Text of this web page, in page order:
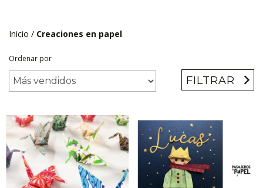
Inicio / Creaciones en papel
Ordenar por
FILTRAR